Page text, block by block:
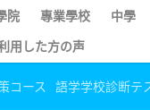
院 專業學校 中學
験談
グラム体験談
イ
用した方の声
コース 語学学校診断テ